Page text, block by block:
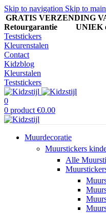
Skip to navigation Skip to
GRATIS VERZENDING
Retourgarantie UNIEK
Teststickers
Kleurenstalen
Contact
Kidzblog
Kleurstalen
Teststickers
0
0 product €0.00
Muurdecoratie
Muurstickers
Alle